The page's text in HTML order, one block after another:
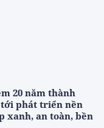
20 năm thành
phát triển nền
xanh, an toàn, bền